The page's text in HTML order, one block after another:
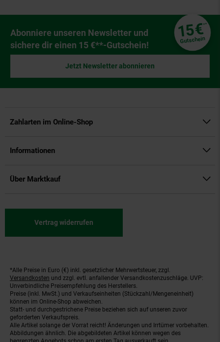
Newsletter Anmeldung
Abonniere unseren Newsletter und
sichere dir einen 15 €**-Gutschein!
15€**
Gutschein
Jetzt Newsletter abonnieren
Zahlarten im Online-Shop
Informationen
Über Marktkauf
Vertrag widerrufen
Fußnoten
*Alle Preise in Euro (€) inkl. gesetzlicher Mehrwertsteuer, zzgl.
Versandkosten und zzgl. evtl. anfallender Versandkostenzuschläge. UVP:
Unverbindliche Preisempfehlung des Herstellers.
Preise (inkl. MwSt.) und Verkaufseinheiten (Stückzahl/Mengeneinheit)
können im Online-Shop abweichen.
Statt- und durchgestrichene Preise beziehen sich auf unseren zuvor
geforderten Verkaufspreis.
Alle Artikel solange der Vorrat reicht! Änderungen und Irrtümer vorbehalten.
Abbildungen ähnlich. Die abgebildeten Artikel können wegen des